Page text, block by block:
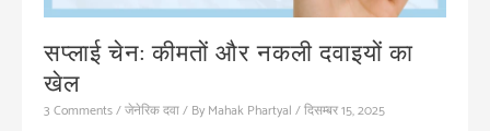
हैं?
सप्लाई चेन: कीमतों और नकली दवाइयों का
खेल
3 Comments/जेनेरिक दवा/ By Mahak Phartyal /दिसम्बर 15, 2025